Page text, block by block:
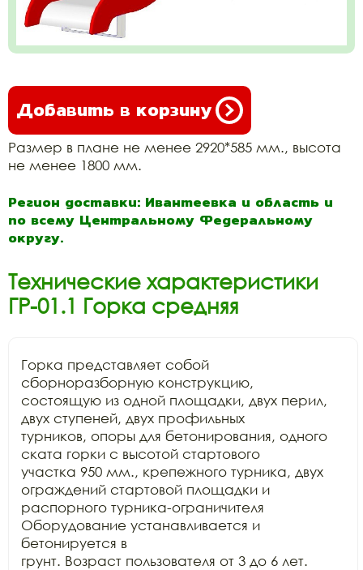
Добавить в корзину
Размер в плане не менее 2920*585 мм., высота
не менее 1800 мм.
Регион доставки: Ивантеевка и область и
по всему Центральному Федеральному
округу.
Технические характеристики
ГР-01.1 Горка средняя
Горка представляет собой
сборноразборную конструкцию,
состоящую из одной площадки, двух перил,
двух ступеней, двух профильных
турников, опоры для бетонирования, одного
ската горки с высотой стартового
участка 950 мм., крепежного турника, двух
ограждений стартовой площадки и
распорного турника-ограничителя
Оборудование устанавливается и
бетонируется в
грунт. Возраст пользователя от 3 до 6 лет.